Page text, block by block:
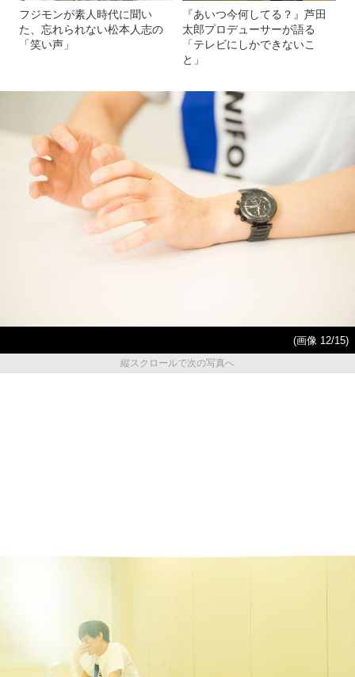
フジモンが素人時代に聞い
た、忘れられない松本人志の
「笑い声」
『あいつ今何してる？』芦田
太郎プロデューサーが語る
「テレビにしかできないこ
と」
(画像 12/15)
縦スクロールで次の写真へ